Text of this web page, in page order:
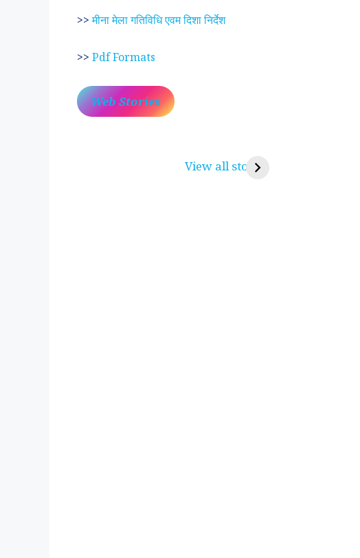
>>मीना मेला गतिविधि एवम दिशा निर्देश
>> Pdf Formats
Web Stories
View all stories
करुणा व प्रेम का प्रतीक
रामसा पीर, रुणेचा रा धणी,